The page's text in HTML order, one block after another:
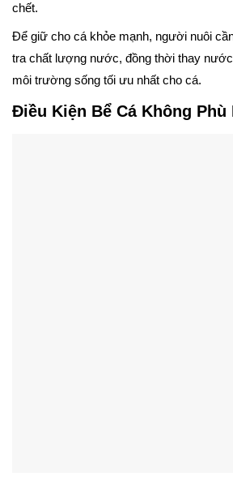
chết.
Để giữ cho cá khỏe mạnh, người nuôi
tra chất lượng nước, đồng thời thay
môi trường sống tối ưu nhất cho cá.
Điều Kiện Bể Cá Không Phù